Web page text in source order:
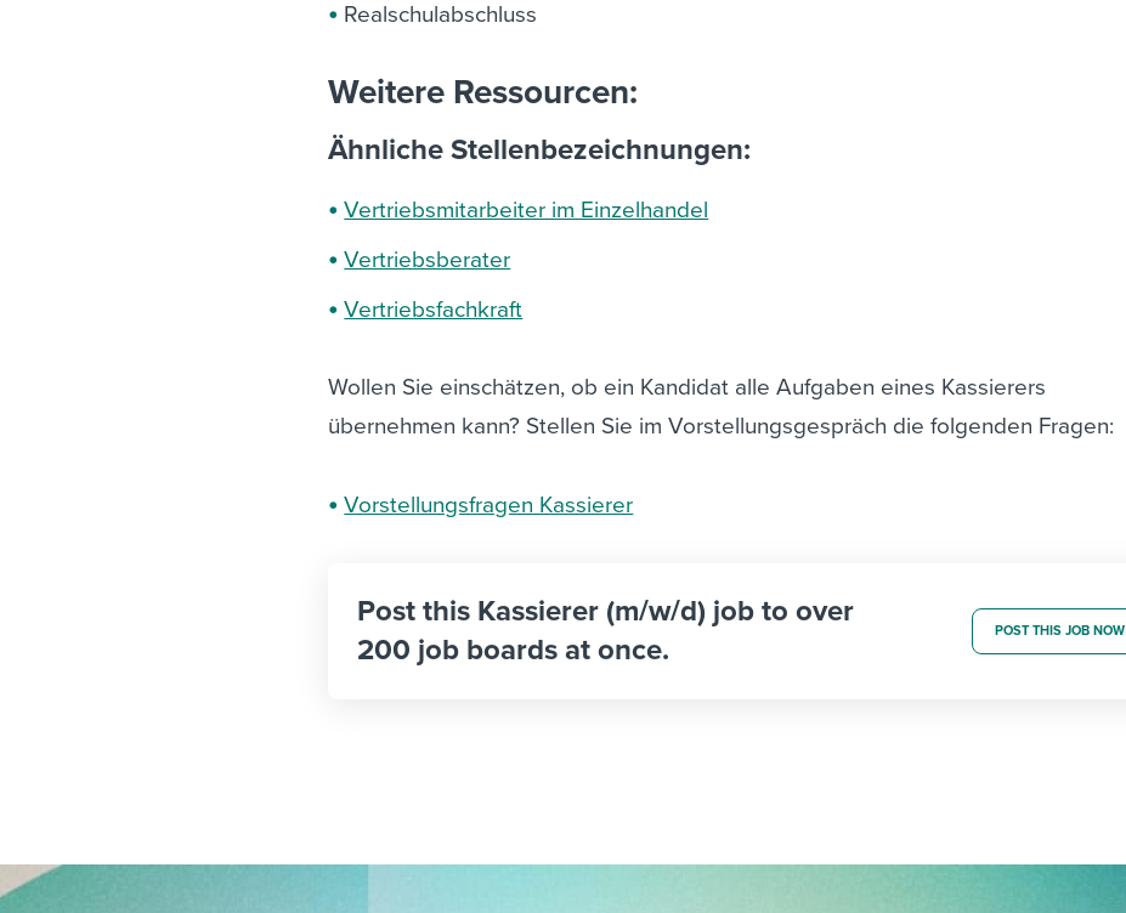
Realschulabschluss
Weitere Ressourcen:
Ähnliche Stellenbezeichnungen:
Vertriebsmitarbeiter im Einzelhandel
Vertriebsberater
Vertriebsfachkraft
Wollen Sie einschätzen, ob ein Kandidat alle Aufgaben eines Kassierers
übernehmen kann? Stellen Sie im Vorstellungsgespräch die folgenden Fragen:
Vorstellungsfragen Kassierer
Post this Kassierer (m/w/d) job to over
200 job boards at once.
POST THIS JOB NOW